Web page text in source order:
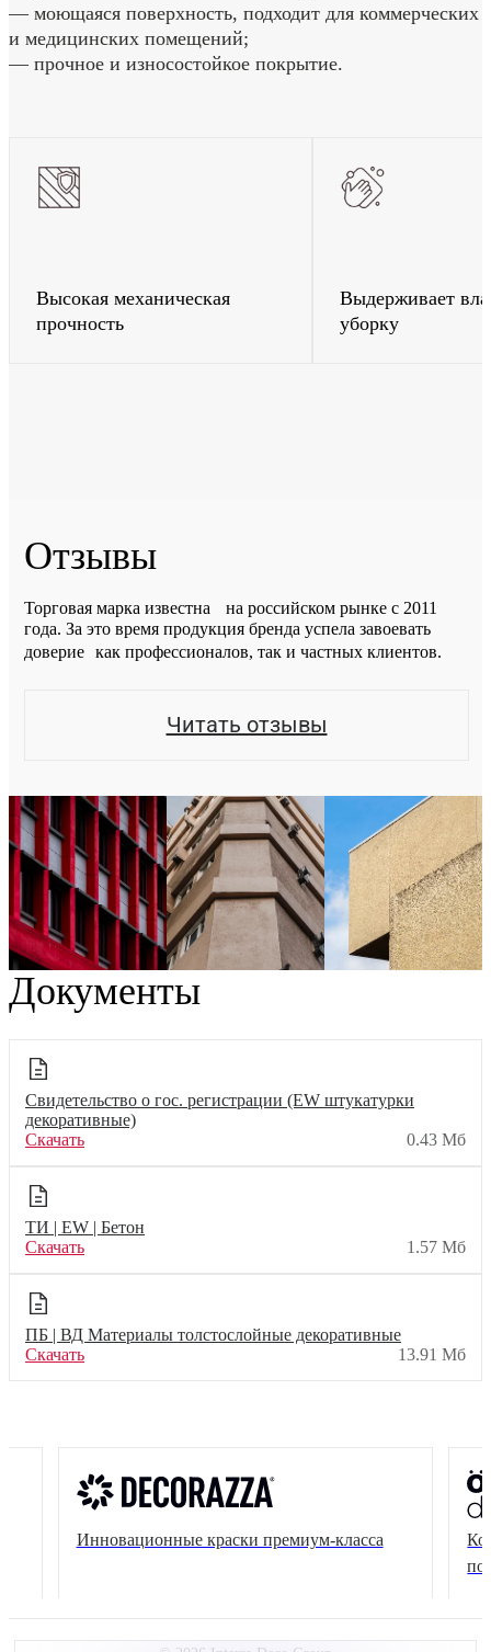
— моющаяся поверхность, подходит для коммерческих
и медицинских помещений;
— прочное и износостойкое покрытие.
Высокая механическая
прочность
Выдерживает
уборку
Отзывы
Торговая марка известна на российском рынке с 2011
года. За это время продукция бренда успела завоевать
доверие как профессионалов, так и частных клиентов.
Читать отзывы
Документы
Свидетельство о гос. регистрации (EW штукатурки
декоративные)
0.43 Мб
Скачать
ТИ | EW | Бетон
1.57 Мб
Скачать
ПБ | ВД Материалы толстослойные декоративные
13.91 Мб
Скачать
Инновационные краски премиум-класса